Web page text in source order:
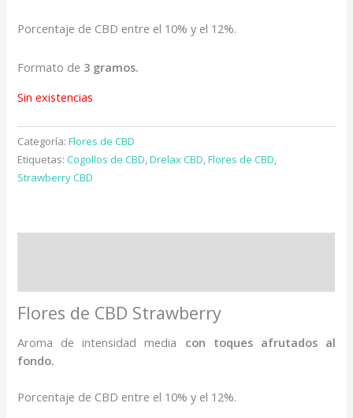
Porcentaje de CBD entre el 10% y el 12%.
Formato de 3 gramos.
Sin existencias
Categoría:Flores de CBD
Etiquetas:Cogollos de CBD,Drelax CBD,Flores de CBD,
Strawberry CBD
Flores de CBD Strawberry
Aroma de intensidad media con toques afrutados al
fondo.
Porcentaje de CBD entre el 10% y el 12%.